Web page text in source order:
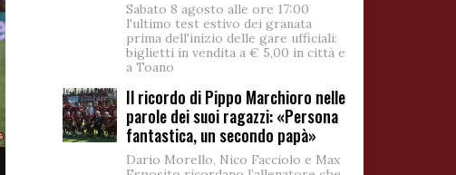
Sabato 8 agosto alle ore 17:00
l'ultimo test estivo dei granata
prima dell'inizio delle gare ufficiali:
biglietti in vendita a € 5,00 in città e
a Toano
Il ricordo di Pippo Marchioro nelle
parole dei suoi ragazzi: «Persona
fantastica, un secondo papà»
Dario Morello, Nico Facciolo e Max